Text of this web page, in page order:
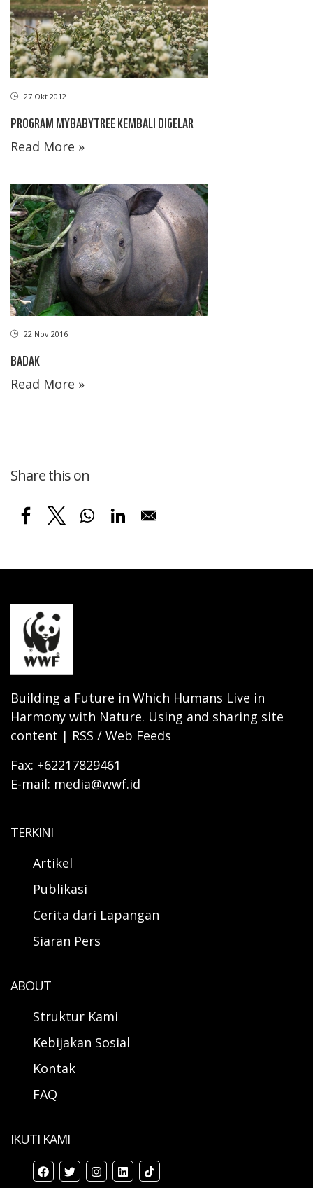
27 Okt 2012
PROGRAM MYBABYTREE KEMBALI DIGELAR
Read More »
22 Nov 2016
BADAK
Read More »
Share this on
Building a Future in Which Humans Live in
Harmony with Nature. Using and sharing site
content | RSS / Web Feeds
Fax: +62217829461
E-mail: media@wwf.id
TERKINI
Artikel
Publikasi
Cerita dari Lapangan
Siaran Pers
ABOUT
Struktur Kami
Kebijakan Sosial
Kontak
FAQ
IKUTI KAMI